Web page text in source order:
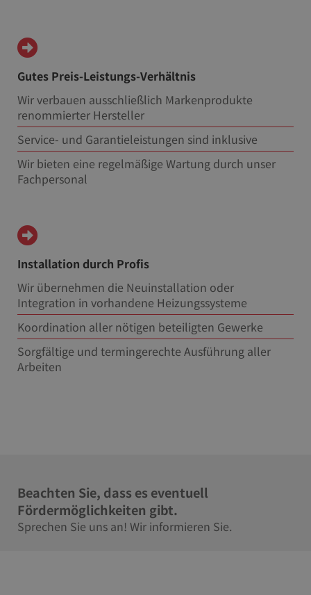
Gutes Preis-Leistungs-Verhältnis
Wir verbauen ausschließlich Markenprodukte
renommierter Hersteller
Service- und Garantieleistungen sind inklusive
Wir bieten eine regelmäßige Wartung durch unser
Fachpersonal
Installation durch Profis
Wir übernehmen die Neuinstallation oder
Integration in vorhandene Heizungssysteme
Koordination aller nötigen beteiligten Gewerke
Sorgfältige und termingerechte Ausführung aller
Arbeiten
Beachten Sie, dass es eventuell
Fördermöglichkeiten gibt.
Sprechen Sie uns an! Wir informieren Sie.